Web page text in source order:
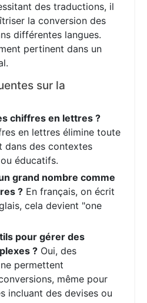
des traductions, il
la conversion des
différentes langues.
pertinent dans un
sur la
chiffres en lettres ?
en lettres élimine toute
dans des contextes
éducatifs.
grand nombre comme
? En français, on écrit
cela devient "one
pour gérer des
? Oui, des
permettent
même pour
incluant des devises ou